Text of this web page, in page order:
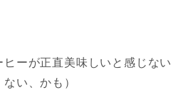
ヒーが正直美味しいと感じない
い、かも）